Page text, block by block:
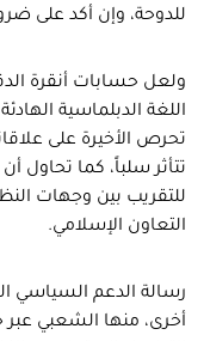
للدوحة، وإن أكد على
ولعل حسابات أنقرة
اللغة الدبلماسية
تحرص الأخيرة على
تتأثر سلباً، كما تحاول
للتقريب بين وجهات
التعاون الإسلامي.
رسالة الدعم السياسي
أخرى، منها الشعبي عبر